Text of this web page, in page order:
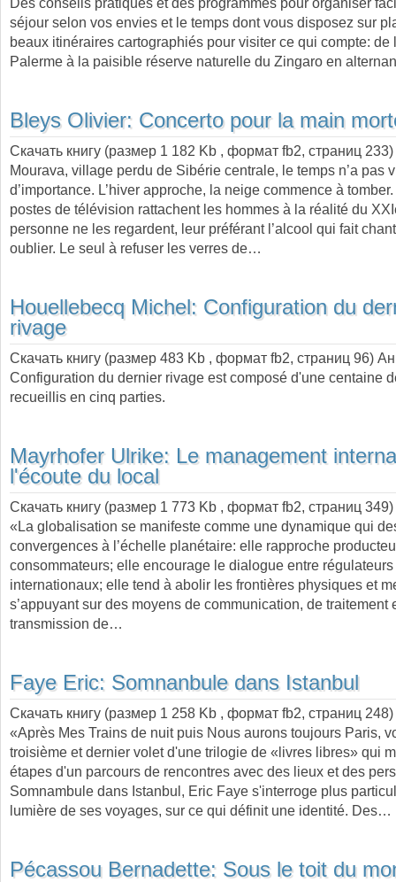
séjour selon vos envies et le temps dont vous disposez sur
beaux itinéraires cartographiés pour visiter ce qui compte: de
Palerme à la paisible réserve naturelle du Zingaro en
Bleys Olivier: Concerto pour la main
Скачать книгу (размер 1 182 Kb , формат fb2, страниц 233
Mourava, village perdu de Sibérie centrale, le temps n’a pas
d’importance. L’hiver approche, la neige commence à
postes de télévision rattachent les hommes à la réalité du
personne ne les regardent, leur préférant l’alcool qui fait
oublier. Le seul à refuser les verres de…
Houellebecq Michel: Configuration du
rivage
Скачать книгу (размер 483 Kb , формат fb2, страниц 96)
Configuration du dernier rivage est composé d'une centaine
recueillis en cinq parties.
Mayrhofer Ulrike: Le management
l'écoute du local
Скачать книгу (размер 1 773 Kb , формат fb2, страниц 349
«La globalisation se manifeste comme une dynamique qui
convergences à l’échelle planétaire: elle rapproche
consommateurs; elle encourage le dialogue entre
internationaux; elle tend à abolir les frontières physiques et
s’appuyant sur des moyens de communication, de traitement
transmission de…
Faye Eric: Somnanbule dans Istanbul
Скачать книгу (размер 1 258 Kb , формат fb2, страниц 248
«Après Mes Trains de nuit puis Nous aurons toujours Paris,
troisième et dernier volet d'une trilogie de «livres libres» qui
étapes d'un parcours de rencontres avec des lieux et des
Somnambule dans Istanbul, Eric Faye s'interroge plus
lumière de ses voyages, sur ce qui définit une identité. Des…
Pécassou Bernadette: Sous le toit du